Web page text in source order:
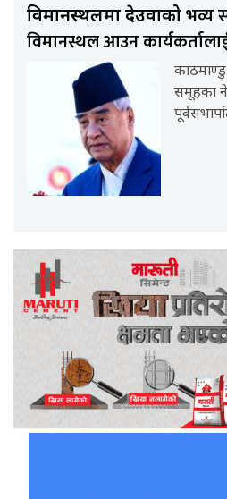
विमानस्थलमा देउवाकोभव्य
विमानस्थल आउन
समूहका